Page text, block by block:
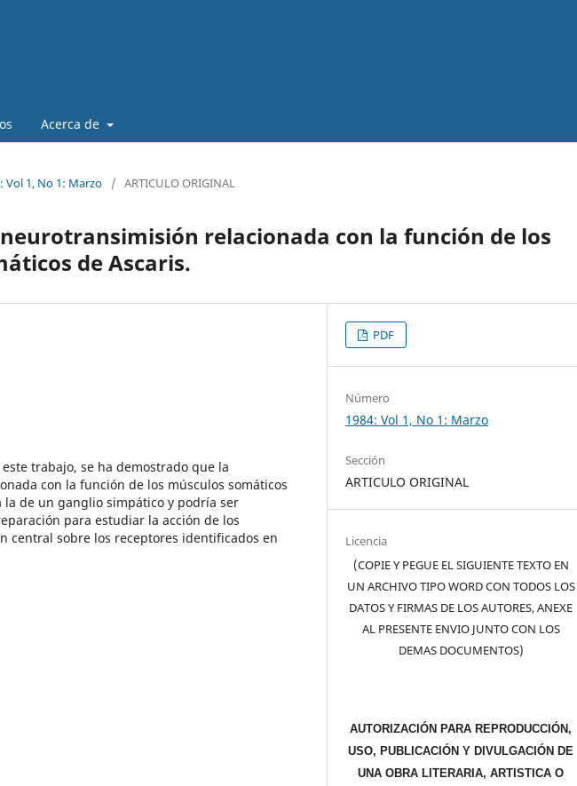
Acerca de
Vol 1, No 1: Marzo / ARTICULO ORIGINAL
neurotransimisión relacionada con la función de los
de Ascaris.
trabajo, se ha demostrado que la
con la función de los músculos somáticos
la de un ganglio simpático y podría ser
para estudiar la acción de los
central sobre los receptores identificados en
PDF
Número
1984: Vol 1, No 1: Marzo
Sección
ARTICULO ORIGINAL
Licencia
(COPIE Y PEGUE EL SIGUIENTE TEXTO EN
UN ARCHIVO TIPO WORD CON TODOS LOS
DATOS Y FIRMAS DE LOS AUTORES, ANEXE
AL PRESENTE ENVIO JUNTO CON LOS
DEMAS DOCUMENTOS)
AUTORIZACIÓN PARA REPRODUCCIÓN,
USO, PUBLICACIÓN Y DIVULGACIÓN DE
UNA OBRA LITERARIA, ARTISTICA O